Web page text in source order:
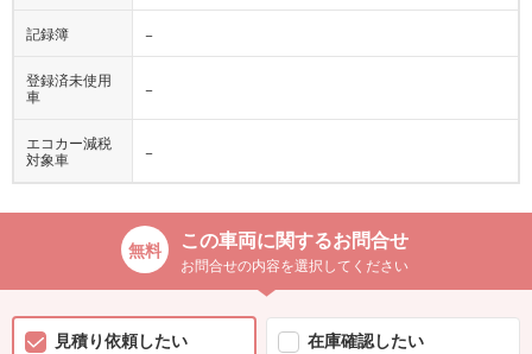
記録簿 −
登録済未使用
車
−
エコカー減税
対象車
−
この車両に関するお問合せ
お問合せの内容を選択してください
見積り依頼したい
在庫確認したい